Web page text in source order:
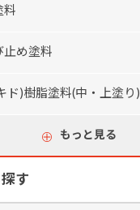
料
止め塗料
ド)樹脂塗料(中・上塗り)
もっと見る
す